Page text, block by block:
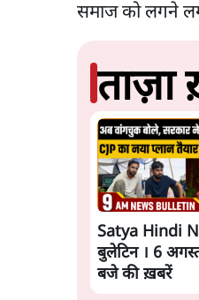
समाज को लगने
ताज़ा
Satya Hindi
बुलेटिन । 6
बजे की ख़बरें